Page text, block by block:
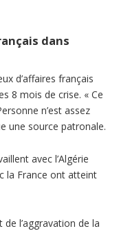
dans
d’affaires français
8 mois de crise. « Ce
n’est assez
une source patronale.
avec l’Algérie
la France ont atteint
de l’aggravation de la